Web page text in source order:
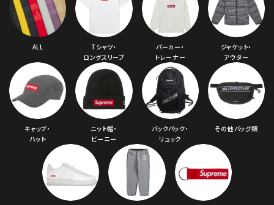
ALL
Tシャツ・
ロングスリーブ
パーカー・
トレーナー
ジャケット・
アウター
キャップ・
ハット
ニット帽・
ビーニー
バックパック・
リュック
その他バッグ類